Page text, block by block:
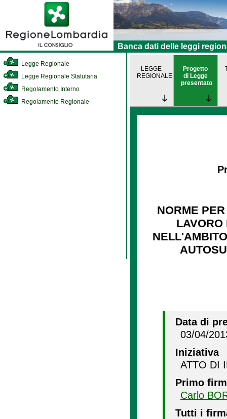
Banca dati delle leggi
Legge Regionale
Legge Regionale Statutaria
Regolamento Interno
Regolamento Regionale
LEGGE
REGIONALE
Progetto
di Legge
presentato
NORME
LAVORO
Data di
03/04/
Iniziativa
ATTO DI
Primo
Carlo
Tutti i